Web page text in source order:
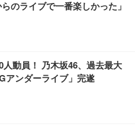
ェア デスクチェア 疲れない テレ
ックレスト 30度ロッキング機
サポート 90度跳ね上げ式アーム
コンチェア (ホワイト)
チェア デスクチェア 肘なし メ
ーサポート付き 腰サポート ガ
度回転 キャスター付き コンパク
E2724HS 27インチ 液晶モニタ
）VA 非光沢 HDMI/DisplayP
内蔵 高さ調整 スイベル VESA対
280Hz/FHD】GRAPHT THE S
Monitor 24” Essential ゲーミン
インチ 1ms FHD 量子ドット 残
トベーシック) 【Amazon.co.jp
アイリスオーヤマ ペットシーツ
100枚入 (x 1) (ケース販売)
ットシーツ 超厚型 お徳用 レギ
限定】
のライブで一番楽しかった」
人動員！ 乃木坂46、過去最大
アンダーライブ」完遂